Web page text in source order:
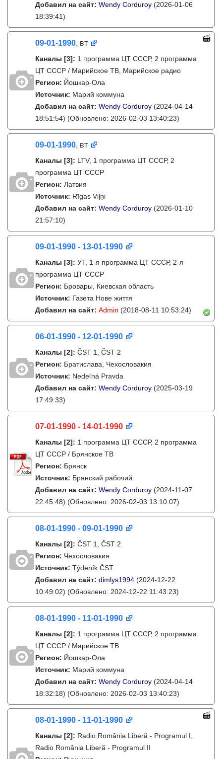
Добавил на сайт: Wendy Corduroy (2026-01-06
18:39:41)
09-01-1990, вт
Каналы [3]: 1 программа ЦТ СССР, 2 программа
ЦТ СССР / Марийское ТВ, Марийское радио
Регион: Йошкар-Ола
Источник: Марий коммуна
Добавил на сайт: Wendy Corduroy (2024-04-14
18:51:54) (Обновлено: 2026-02-03 13:40:23)
09-01-1990, вт
Каналы [3]: LTV, 1 программа ЦТ СССР, 2
программа ЦТ СССР
Регион: Латвия
Источник: Rīgas Viļņi
Добавил на сайт: Wendy Corduroy (2026-01-10
21:57:10)
09-01-1990 - 13-01-1990
Каналы [3]: УТ, 1-я программа ЦТ СССР, 2-я
программа ЦТ СССР
Регион: Бровары, Киевская область
Источник: Газета Нове життя
Добавил на сайт: Admin (2018-08-11 10:53:24)
06-01-1990 - 12-01-1990
Каналы [2]: ČST 1, ČST 2
Регион: Братислава, Чехословакия
Источник: Nedeľná Pravda
Добавил на сайт: Wendy Corduroy (2025-03-19
17:49:33)
07-01-1990 - 14-01-1990
Каналы [2]: 1 программа ЦТ СССР, 2 программа
ЦТ СССР / Брянское ТВ
Регион: Брянск
Источник: Брянский рабочий
Добавил на сайт: Wendy Corduroy (2024-11-07
22:45:48) (Обновлено: 2026-02-03 13:10:07)
08-01-1990 - 09-01-1990
Каналы [2]: ČST 1, ČST 2
Регион: Чехословакия
Источник: Týdeník ČST
Добавил на сайт: dimlys1994 (2024-12-22
10:49:02) (Обновлено: 2024-12-22 11:43:23)
08-01-1990 - 11-01-1990
Каналы [2]: 1 программа ЦТ СССР, 2 программа
ЦТ СССР / Марийское ТВ
Регион: Йошкар-Ола
Источник: Марий коммуна
Добавил на сайт: Wendy Corduroy (2024-04-14
18:32:18) (Обновлено: 2026-02-03 13:40:23)
08-01-1990 - 11-01-1990
Каналы [2]: Radio România Liberă - Programul I,
Radio România Liberă - Programul II